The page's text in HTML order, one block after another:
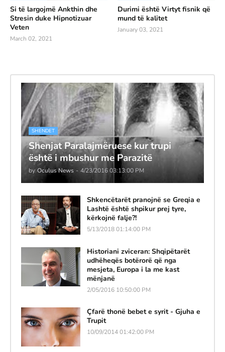
Si të largojmë Ankthin dhe
Stresin duke Hipnotizuar
Veten
March 02, 2021
Durimi është Virtyt fisnik që
mund të kalitet
January 03, 2021
SHENDET
Shenjat Paralajmëruese kur trupi
është i mbushur me Parazitë
by Oculus News - 4/23/2016 03:13:00 PM
Shkencëtarët pranojnë se Greqia e
Lashtë është shpikur prej tyre,
kërkojnë falje?!
5/13/2018 01:14:00 PM
Historiani zviceran: Shqipëtarët
udhëheqës botërorë që nga
mesjeta, Europa i la me kast
mënjanë
2/05/2016 10:50:00 PM
Çfarë thonë bebet e syrit - Gjuha e
Trupit
10/09/2014 01:42:00 PM